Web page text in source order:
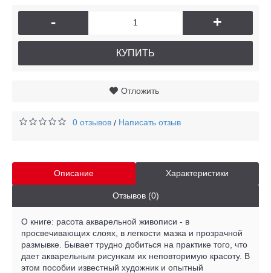
- +
КУПИТЬ
Отложить
0 отзывов / Написать отзыв
Описание Характеристики
Отзывов (0)
О книге: расота акварельной живописи - в
просвечивающих слоях, в легкости мазка и прозрачной
размывке. Бывает трудно добиться на практике того, что
дает акварельным рисункам их неповторимую красоту. В
этом пособии известный художник и опытный